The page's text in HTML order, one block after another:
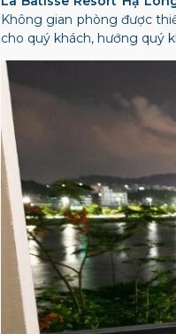
Không gian phòng được
cho quý khách, hướng quý